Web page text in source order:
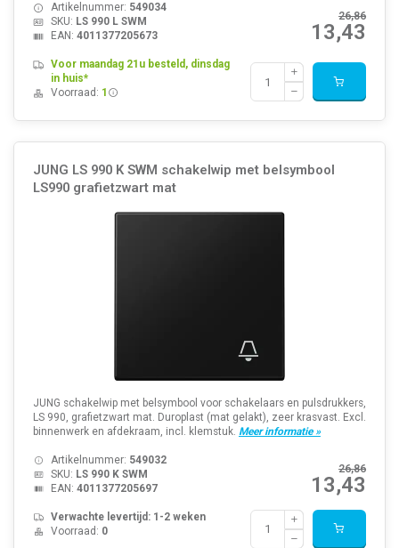
26,86
13,43
Artikelnummer: 549034
SKU: LS 990 L SWM
EAN: 4011377205673
Voor maandag 21u besteld, dinsdag
in huis*
Voorraad: 1
JUNG LS 990 K SWM schakelwip met belsymbool
LS990 grafietzwart mat
JUNG schakelwip met belsymbool voor schakelaars en pulsdrukkers,
LS 990, grafietzwart mat. Duroplast (mat gelakt), zeer krasvast. Excl.
binnenwerk en afdekraam, incl. klemstuk. Meer informatie »
26,86
13,43
Artikelnummer: 549032
SKU: LS 990 K SWM
EAN: 4011377205697
Verwachte levertijd: 1-2 weken
Voorraad: 0